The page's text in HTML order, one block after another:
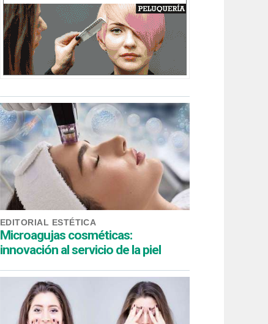
EDITORIAL ESTÉTICA
Microagujas cosméticas:
innovación al servicio de la piel